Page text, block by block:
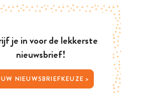
je in voor de lekkerste
nieuwsbrief!
JOUW NIEUWSBRIEFKEUZE >